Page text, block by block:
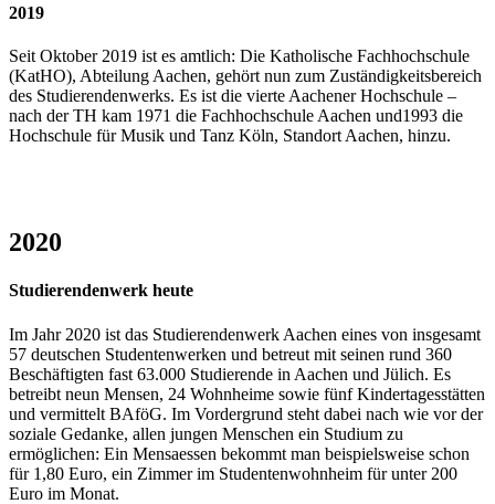
2019
Seit Oktober 2019 ist es amtlich: Die Katholische Fachhochschule
(KatHO), Abteilung Aachen, gehört nun zum Zuständigkeitsbereich
des Studierendenwerks. Es ist die vierte Aachener Hochschule –
nach der TH kam 1971 die Fachhochschule Aachen und1993 die
Hochschule für Musik und Tanz Köln, Standort Aachen, hinzu.
2020
Studierendenwerk heute
Im Jahr 2020 ist das Studierendenwerk Aachen eines von insgesamt
57 deutschen Studentenwerken und betreut mit seinen rund 360
Beschäftigten fast 63.000 Studierende in Aachen und Jülich. Es
betreibt neun Mensen, 24 Wohnheime sowie fünf Kindertagesstätten
und vermittelt BAföG. Im Vordergrund steht dabei nach wie vor der
soziale Gedanke, allen jungen Menschen ein Studium zu
ermöglichen: Ein Mensaessen bekommt man beispielsweise schon
für 1,80 Euro, ein Zimmer im Studentenwohnheim für unter 200
Euro im Monat.